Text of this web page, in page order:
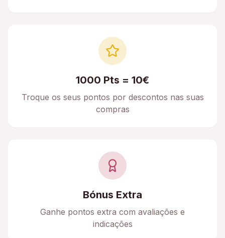
1000 Pts = 10€
Troque os seus pontos por descontos nas suas
compras
Bónus Extra
Ganhe pontos extra com avaliações e
indicações